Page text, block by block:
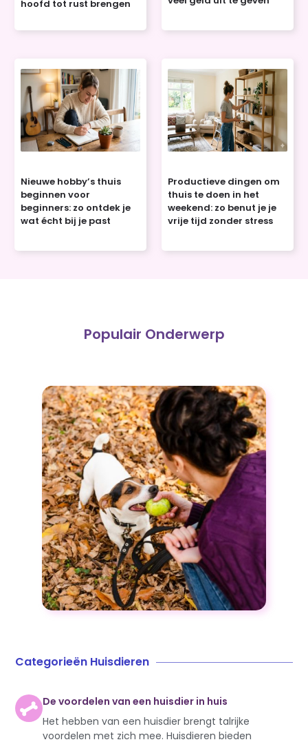
hoofd tot rust brengen
Nieuwe hobby’s thuis
beginnen voor
beginners: zo ontdek je
wat écht bij je past
Productieve dingen om
thuis te doen in het
weekend: zo benut je je
vrije tijd zonder stress
Populair Onderwerp
Categorieën Huisdieren
De voordelen van een huisdier in huis
Het hebben van een huisdier brengt talrijke
voordelen met zich mee. Huisdieren bieden